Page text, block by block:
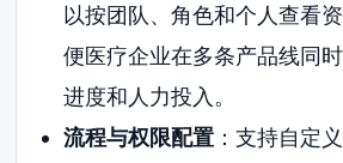
以按团队、角色和个人查看
便医疗企业在多条产品线同
进度和人力投入。
流程与权限配置：支持自定